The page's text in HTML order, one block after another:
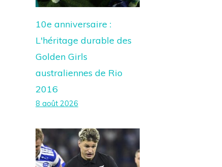
10e anniversaire :
L'héritage durable des
Golden Girls
australiennes de Rio
2016
8 août 2026